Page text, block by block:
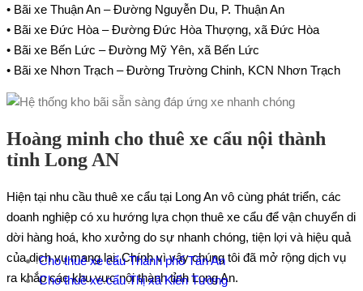
• Bãi xe Thuận An – Đường Nguyễn Du, P. Thuận An
• Bãi xe Đức Hòa – Đường Đức Hòa Thượng, xã Đức Hòa
• Bãi xe Bến Lức – Đường Mỹ Yên, xã Bến Lức
• Bãi xe Nhơn Trạch – Đường Trường Chinh, KCN Nhơn Trạch
Hoàng minh cho thuê xe cẩu nội thành
tỉnh Long AN
Hiện tại nhu cầu thuê xe cẩu tại Long An vô cùng phát triển, các
doanh nghiệp có xu hướng lựa chọn thuê xe cẩu để vận chuyển di
dời hàng hoá, kho xưởng do sự nhanh chóng, tiện lợi và hiệu quả
của dịch vụ mang lại. Chính vì vậy chúng tôi đã mở rộng dịch vụ
ra khắp các khu vực nội thành tỉnh Long An.
Cho thuê xe cẩu Thành phố Tân An
Cho thuê xe cẩu Thị xã Kiến Tường